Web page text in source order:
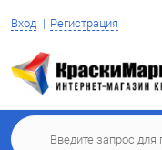
Вход Регистрация